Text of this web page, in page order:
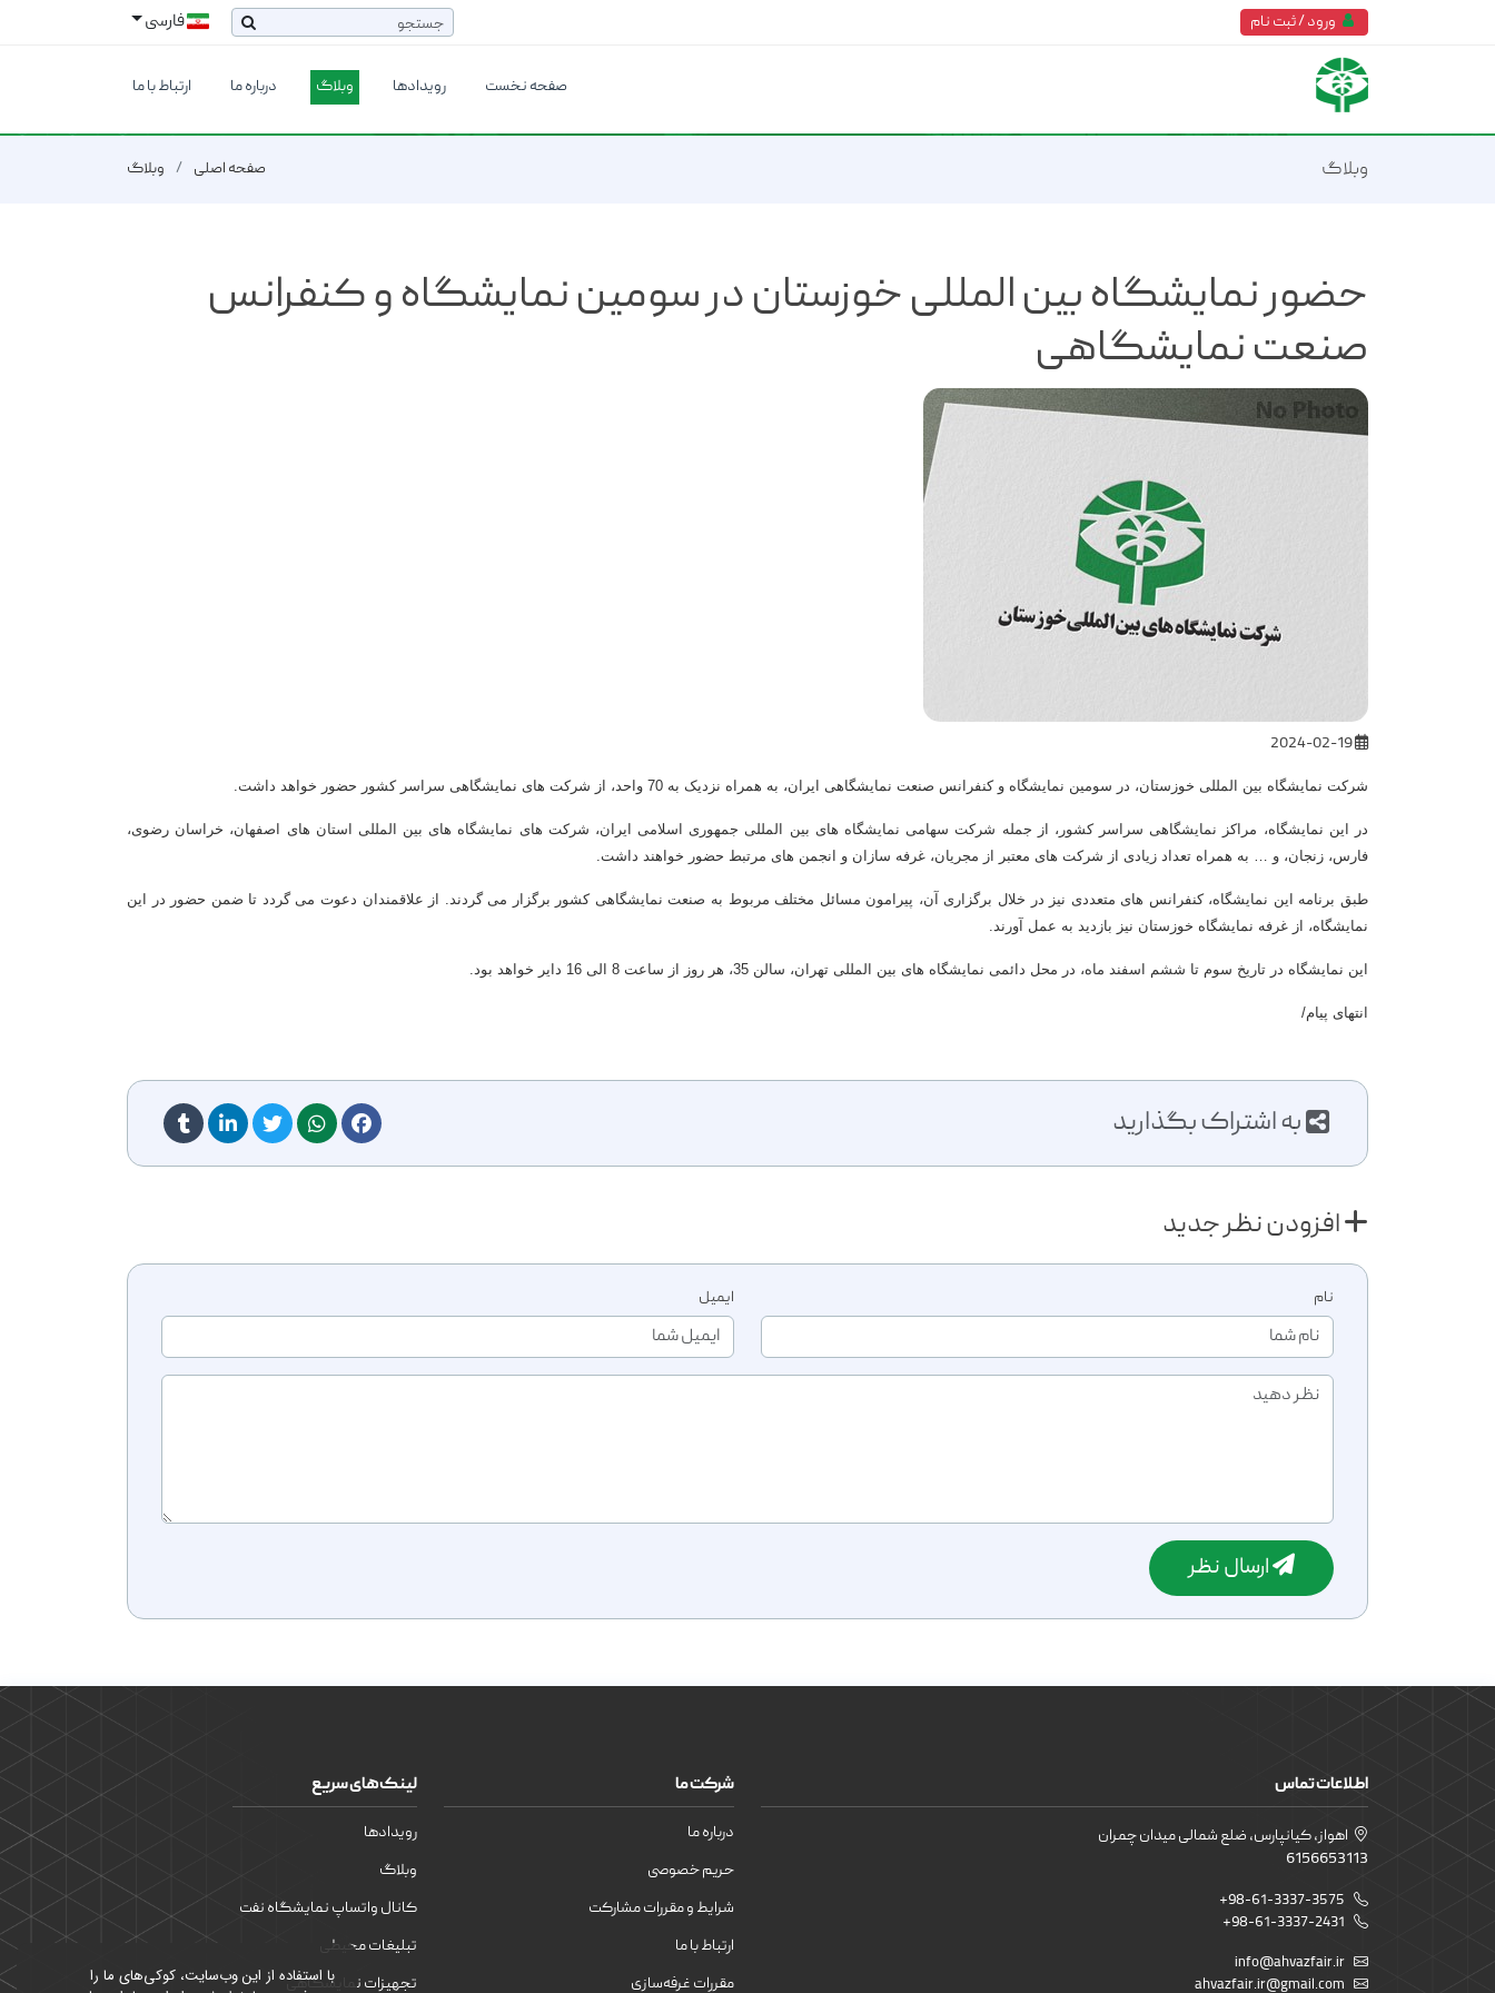
ورود / ثبت نام فارسی
صفحه نخست رویدادها وبلاگ درباره ما ارتباط با ما
وبلاگ صفحه اصلی وبلاگ
حضور نمایشگاه بین المللی خوزستان در سومین نمایشگاه و کنفرانس
صنعت نمایشگاهی
شرکت نمایشگاه بین المللی خوزستان، در سومین نمایشگاه و کنفرانس صنعت نمایشگاهی ایران، به همراه نزدیک به 70 واحد، از شرکت های نمایشگاهی سراسر کشور حضور خواهد داشت.
در این نمایشگاه، مراکز نمایشگاهی سراسر کشور، از جمله شرکت سهامی نمایشگاه های بین المللی جمهوری اسلامی ایران، شرکت های نمایشگاه های بین المللی استان های اصفهان، خراسان رضوی،
فارس، زنجان، و … به همراه تعداد زیادی از شرکت های معتبر از مجریان، غرفه سازان و انجمن های مرتبط حضور خواهند داشت.
طبق برنامه این نمایشگاه، کنفرانس های متعددی نیز در خلال برگزاری آن، پیرامون مسائل مختلف مربوط به صنعت نمایشگاهی کشور برگزار می گردند. از علاقمندان دعوت می گردد تا ضمن حضور در این
نمایشگاه، از غرفه نمایشگاه خوزستان نیز بازدید به عمل آورند.
این نمایشگاه در تاریخ سوم تا ششم اسفند ماه، در محل دائمی نمایشگاه های بین المللی تهران، سالن 35، هر روز از ساعت 8 الی 16 دایر خواهد بود.
انتهای پیام/
به اشتراک بگذارید
افزودن نظر جدید
نام ایمیل
ارسال نظر
اطلاعات تماس
اهواز، کیانپارس، ضلع شمالی میدان چمران
6156653113
+98-61-3337-3575
+98-61-3337-2431
info@ahvazfair.ir
ahvazfair.ir@gmail.com
شرکت ما
درباره ما
حریم خصوصی
شرایط و مقررات مشارکت
ارتباط با ما
مقررات غرفه‌سازی
لینک‌های سریع
رویدادها
وبلاگ
کانال واتساپ نمایشگاه نفت
تبلیغات محیطی
تجهیزات نمایشگاهیبا استفاده از این وب‌سایت، کوکی‌های ما را